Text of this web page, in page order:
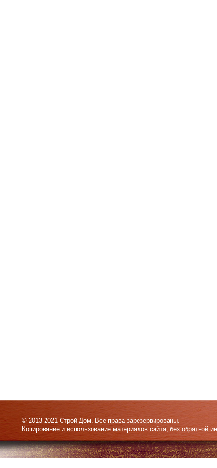
© 2013-2021 Строй Дом. Все права зарезервированы.
Копирование и использование материалов сайта, без обратной